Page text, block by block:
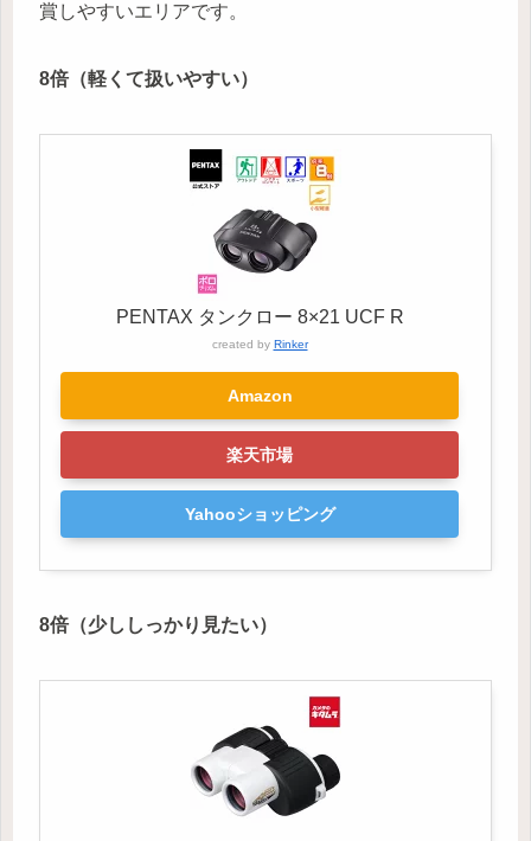
賞しやすいエリアです。
8倍（軽くて扱いやすい）
PENTAX タンクロー 8×21 UCF R
created by Rinker
Amazon
楽天市場
Yahooショッピング
8倍（少ししっかり見たい）